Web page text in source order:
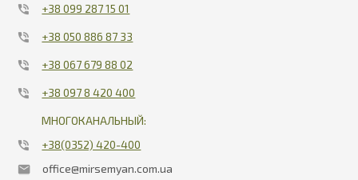
+38 099 287 15 01
+38 050 886 87 33
+38 067 679 88 02
+38 097 8 420 400
МНОГОКАНАЛЬНЫЙ:
+38(0352) 420-400
office@mirsemyan.com.ua